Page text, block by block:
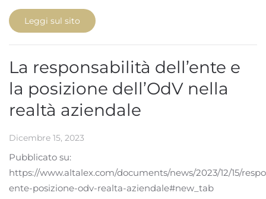
Leggi sul sito
La responsabilità dell’ente e
la posizione dell’OdV nella
realtà aziendale
Dicembre 15, 2023
Pubblicato su:
https://www.altalex.com/documents/news/2023/12/15/
ente-posizione-odv-realta-aziendale#new_tab